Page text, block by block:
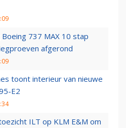
737 MAX 10 stap
afgerond
toont interieur van nieuwe
E2
ILT op KLM E&M om